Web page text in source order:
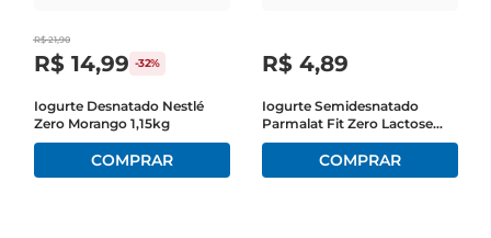
R$ 21,90
R$ 14,99 -32%
Iogurte Desnatado Nestlé
Zero Morango 1,15kg
R$ 4,89
Iogurte Semidesnatado
Parmalat Fit Zero Lactose
10g ProteínaTradicional Copo